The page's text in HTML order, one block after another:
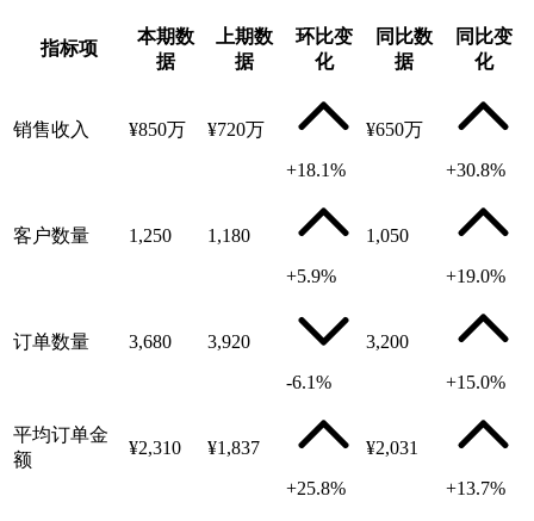
指标项
本期数
据
上期数
据
环比变
化
同比数
据
同比变
化
销售收入 ¥850万
¥720万
+18.1%
¥650万
+30.8%
客户数量 1,250
1,180
+5.9%
1,050
+19.0%
订单数量 3,680
3,920
-6.1%
3,200
+15.0%
平均订单金
额
¥2,310
¥1,837
+25.8%
¥2,031
+13.7%